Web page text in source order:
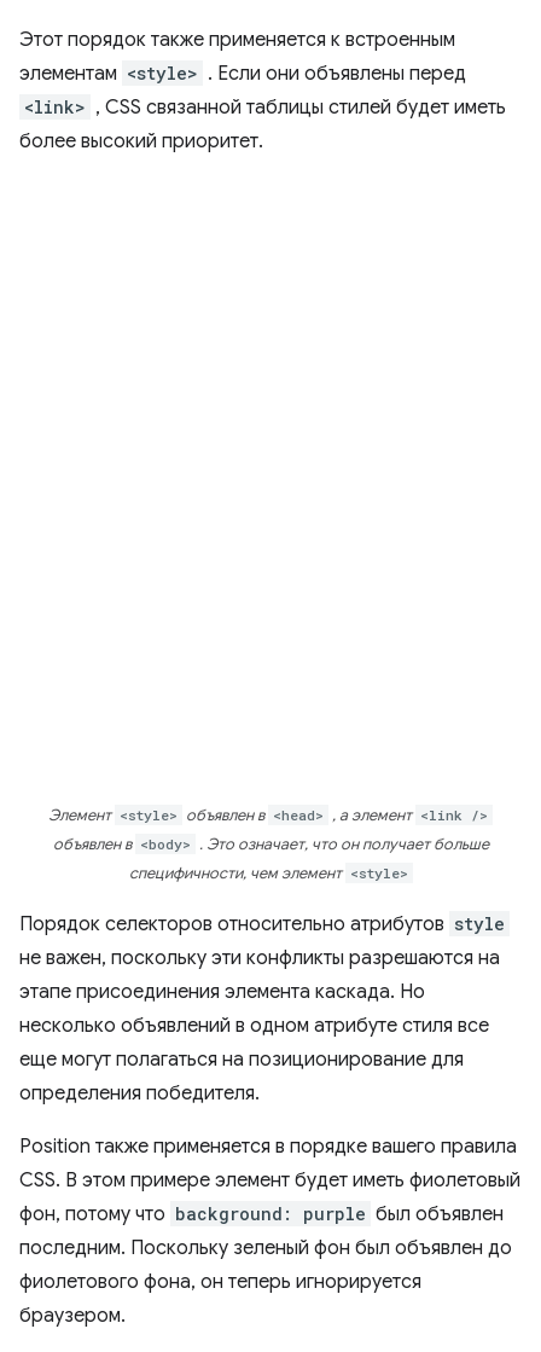
Этот порядок также применяется к встроенным
элементам <style> . Если они объявлены перед
<link> , CSS связанной таблицы стилей будет иметь
более высокий приоритет.
Элемент <style> объявлен в <head> , а элемент <link />
объявлен в <body> . Это означает, что он получает больше
специфичности, чем элемент <style>
Порядок селекторов относительно атрибутов style
не важен, поскольку эти конфликты разрешаются на
этапе присоединения элемента каскада. Но
несколько объявлений в одном атрибуте стиля все
еще могут полагаться на позиционирование для
определения победителя.
Position также применяется в порядке вашего правила
CSS. В этом примере элемент будет иметь фиолетовый
фон, потому что background: purple был объявлен
последним. Поскольку зеленый фон был объявлен до
фиолетового фона, он теперь игнорируется
браузером.